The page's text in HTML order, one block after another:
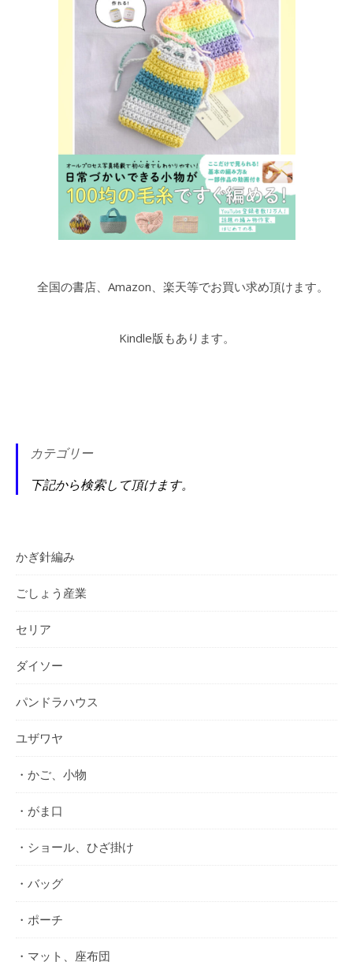
全国の書店、Amazon、楽天等でお買い求め頂けます。
Kindle版もあります。
カテゴリー
下記から検索して頂けます。
かぎ針編み
ごしょう産業
セリア
ダイソー
パンドラハウス
ユザワヤ
・かご、小物
・がま口
・ショール、ひざ掛け
・バッグ
・ポーチ
・マット、座布団